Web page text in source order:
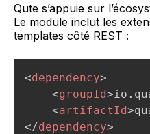
Qute s’appuie sur
Le module inclut les
templates côté REST :
<dependency>
<groupId>
<artifactId>
</dependency>